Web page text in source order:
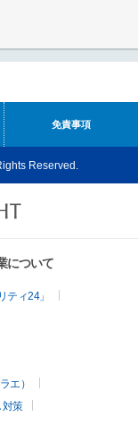
免責事項
Reserved.
について
ィ24」
エ）
対策